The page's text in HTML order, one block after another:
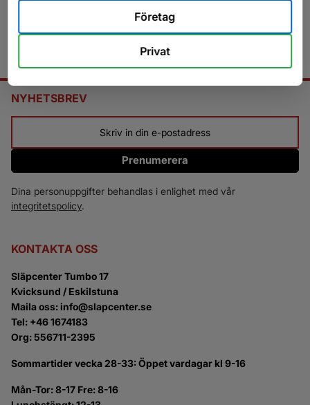
NYHETSBREV
Prenumerera
Dina personuppgifter behandlas i enlighet med vår
integritetspolicy.
KONTAKTA OSS
Släpcenter Tumbo 17
Kvicksund / Eskilstuna
Maila oss: info@slapcenter.se
Tel: +46 1674183
Org: 556711-2395
Sommartider vecka 28-33: Öppet vardagar kl 9-16
Mån-Tor: 8-17 Fre: 8-16
Företag
Privat